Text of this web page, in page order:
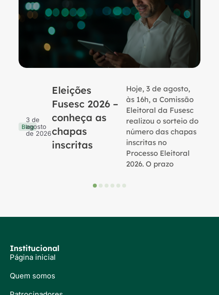
Blog
3 de
agosto
de 2026
Eleições
Fusesc 2026 –
conheça as
chapas
inscritas
Hoje, 3 de agosto,
às 16h, a Comissão
Eleitoral da Fusesc
realizou o sorteio do
número das chapas
inscritas no
Processo Eleitoral
2026. O prazo
Institucional
Página inicial
Quem somos